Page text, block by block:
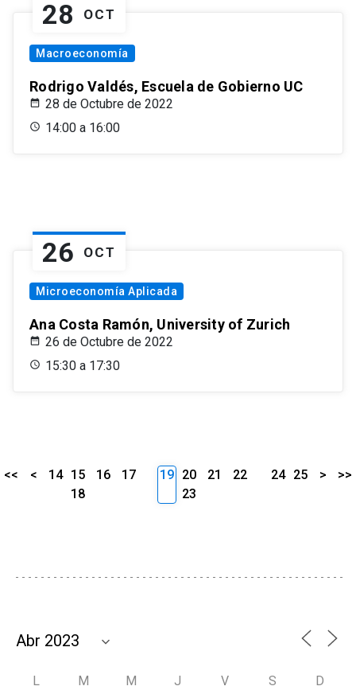
28 OCT
Macroeconomía
Rodrigo Valdés, Escuela de Gobierno UC
28 de Octubre de 2022
14:00 a 16:00
26 OCT
Microeconomía Aplicada
Ana Costa Ramón, University of Zurich
26 de Octubre de 2022
15:30 a 17:30
<< < 14 15 16
17
18
19 20 21
22
23
24 25 > >>
L M M J V S D